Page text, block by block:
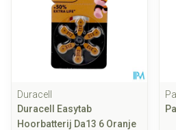
Duracell
Duracell Easytab
Hoorbatterij Da13 6 Oranje